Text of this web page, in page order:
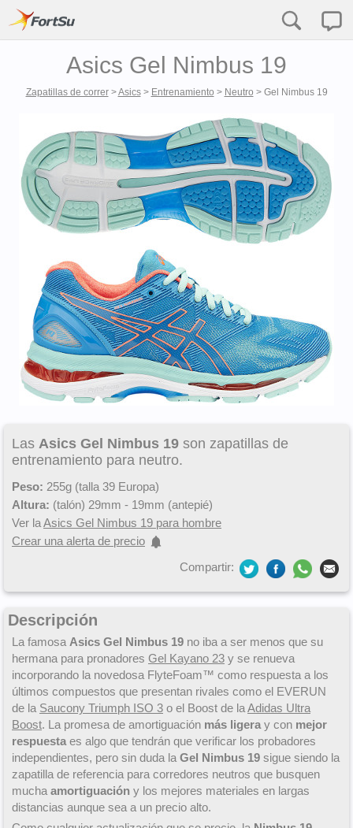
Asics Gel Nimbus 19
Zapatillas de correr>Asics> Entrenamiento > Neutro > Gel Nimbus 19
Las Asics Gel Nimbus 19 son zapatillas de
entrenamiento para neutro.
Peso: 255g (talla 39 Europa)
Altura: (talón) 29mm - 19mm (antepié)
Ver laAsics Gel Nimbus 19 para hombre
Crear una alerta de precio
Compartir:
Descripción
La famosa Asics Gel Nimbus 19 no iba a ser menos que su
hermana para pronadores Gel Kayano 23 y se renueva
incorporando la novedosa FlyteFoam™ como respuesta a los
últimos compuestos que presentan rivales como el EVERUN
de la Saucony Triumph ISO 3 o el Boost de laAdidas Ultra
Boost. La promesa de amortiguación más ligera y con mejor
respuesta es algo que tendrán que verificar los probadores
independientes, pero sin duda la Gel Nimbus 19 sigue siendo la
zapatilla de referencia para corredores neutros que busquen
mucha amortiguación y los mejores materiales en largas
distancias aunque sea a un precio alto.